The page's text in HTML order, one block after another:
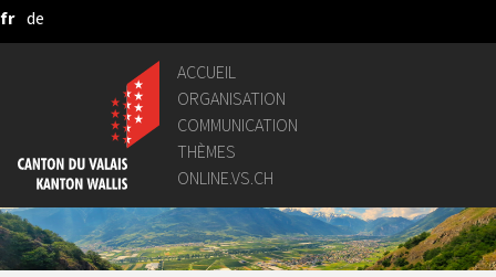
Saut au contenu principal
fr de
ACCUEIL
ORGANISATION
COMMUNICATION
THÈMES
ONLINE.VS.CH